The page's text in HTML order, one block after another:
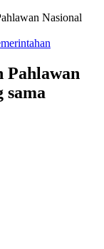
Nasional
Pahlawan
sama